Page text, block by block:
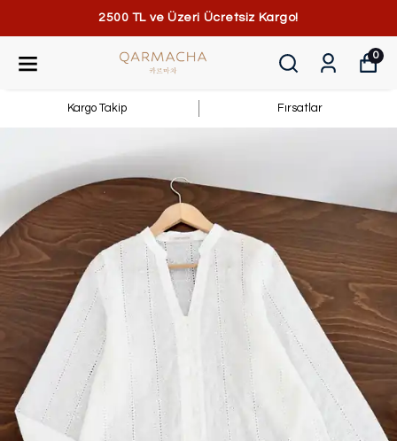
2500 TL ve Üzeri Ücretsiz Kargo!
0
Kargo Takip Fırsatlar